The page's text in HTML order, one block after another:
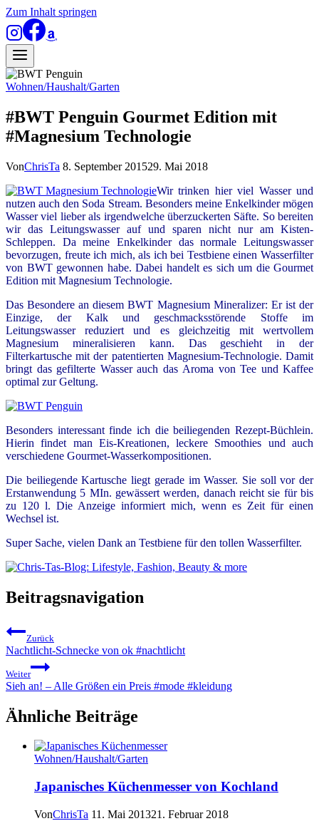
Zum Inhalt springen
Wohnen/Haushalt/Garten
#BWT Penguin Gourmet Edition mit
#Magnesium Technologie
VonChrisTa 8. September 201529. Mai 2018
Wir trinken hier viel Wasser und
nutzen auch den Soda Stream. Besonders meine Enkelkinder mögen
Wasser viel lieber als irgendwelche überzuckerten Säfte. So bereiten
wir das Leitungswasser auf und sparen nicht nur am Kisten-
Schleppen. Da meine Enkelkinder das normale Leitungswasser
bevorzugen, freute ich mich, als ich bei Testbiene einen Wasserfilter
von BWT gewonnen habe. Dabei handelt es sich um die Gourmet
Edition mit Magnesium Technologie.
Das Besondere an diesem BWT Magnesium Mineralizer: Er ist der
Einzige, der Kalk und geschmacksstörende Stoffe im
Leitungswasser reduziert und es gleichzeitig mit wertvollem
Magnesium mineralisieren kann. Das geschieht in der
Filterkartusche mit der patentierten Magnesium-Technologie. Damit
bringt das gefilterte Wasser auch das Aroma von Tee und Kaffee
optimal zur Geltung.
Besonders interessant finde ich die beiliegenden Rezept-Büchlein.
Hierin findet man Eis-Kreationen, leckere Smoothies und auch
verschiedene Gourmet-Wasserkompositionen.
Die beiliegende Kartusche liegt gerade im Wasser. Sie soll vor der
Erstanwendung 5 MIn. gewässert werden, danach reicht sie für bis
zu 120 l. Die Anzeige informiert mich, wenn es Zeit für einen
Wechsel ist.
Super Sache, vielen Dank an Testbiene für den tollen Wasserfilter.
Beitragsnavigation
Zurück
Nachtlicht-Schnecke von ok #nachtlicht
Weiter
Sieh an! – Alle Größen ein Preis #mode #kleidung
Ähnliche Beiträge
Wohnen/Haushalt/Garten
Japanisches Küchenmesser von Kochland
VonChrisTa 11. Mai 201321. Februar 2018